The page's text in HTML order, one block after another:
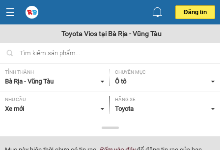
Đăng tin
Toyota Vios tại Bà Rịa - Vũng Tàu
TỈNH THÀNH
Bà Rịa - Vũng Tàu
CHUYÊN MỤC
Ô tô
NHU CẦU
Xe mới
HÃNG XE
Toyota
Vios
NĂM SẢN XUẤT
Tất cả